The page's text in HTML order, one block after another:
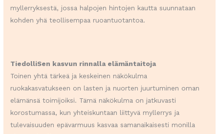
myllerryksestä, jossa halpojen hintojen kautta suunnataan
kohden yhä teollisempaa ruoantuotantoa.
TiedolliSen kasvun rinnalla elämäntaitoja
Toinen yhtä tärkeä ja keskeinen näkökulma
ruokakasvatukseen on lasten ja nuorten juurtuminen oman
elämänsä toimijoiksi. Tämä näkökulma on jatkuvasti
korostumassa, kun yhteiskuntaan liittyvä myllerrys ja
tulevaisuuden epävarmuus kasvaa samanaikaisesti monilla